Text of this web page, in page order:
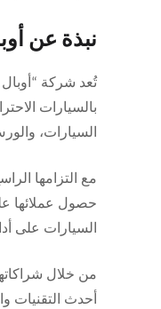
نبذة عن
السيارات،
مع التزامها
حصول عملائها
السيارات على
أحدث التقنيات